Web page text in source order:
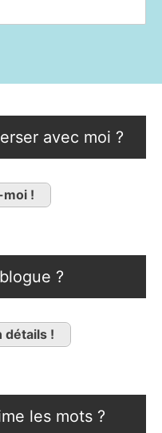
avec moi ?
!
?
détails !
les mots ?